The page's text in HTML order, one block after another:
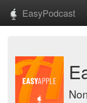
EasyPodcast